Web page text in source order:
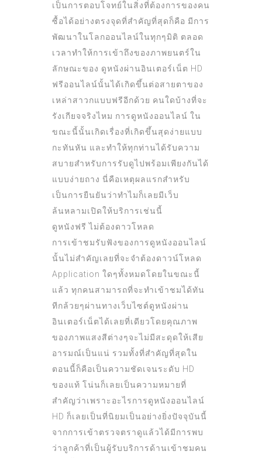
เป็นการตอบโจทย์ในสิ่งที่ต้องการของคน
ซื้อได้อย่างตรงจุดที่สำคัญที่สุดก็คือ มีการ
พัฒนาในโลกออนไลน์ในทุกๆมิติ ตลอด
เวลาทำให้การเข้าถึงของภาพยนตร์ใน
ลักษณะของ ดูหนังผ่านอินเตอร์เน็ต HD
ฟรีออนไลน์นั้นได้เกิดขึ้นต่อสายตาของ
เหล่าสาวกแบบฟรีอีกด้วย คนใดบ้างที่จะ
รังเกียจจริงไหม การดูหนังออนไลน์ ใน
ขณะนี้นั้นเกิดเรื่องที่เกิดขึ้นสุดง่ายแบบ
กะทันหัน และทำให้ทุกท่านได้รับความ
สบายสำหรับการรับดูไปพร้อมเพียงกันได้
แบบง่ายถาง นี่คือเหตุผลแรกสำหรับ
เป็นการยืนยันว่าทำไมก็เลยมีเว็บ
ล้นหลามเปิดให้บริการเช่นนี้
ดูหนังฟรี ไม่ต้องดาวโหลด
การเข้าชมรับฟังของการดูหนังออนไลน์
นั้นไม่สำคัญเลยที่จะจำต้องดาวน์โหลด
Application ใดๆทั้งหมดโดยในขณะนี้
แล้ว ทุกคนสามารถที่จะทำเข้าชมได้ทัน
ทีกล้วยๆผ่านทางเว็บไซต์ดูหนังผ่าน
อินเตอร์เน็ตได้เลยที่เดียวโดยคุณภาพ
ของภาพแสงสีต่างๆจะไม่มีสะดุดให้เสีย
อารมณ์เป็นแน่ รวมทั้งที่สำคัญที่สุดใน
ตอนนี้ก็คือเป็นความชัดเจนระดับ HD
ของแท้ โน่นก็เลยเป็นความหมายที่
สำคัญว่าเพราะอะไรการดูหนังออนไลน์
HD ก็เลยเป็นที่นิยมเป็นอย่างยิ่งปัจจุบันนี้
จากการเข้าตรวจตราดูแล้วได้มีการพบ
ว่าลูกค้าที่เป็นผู้รับบริการด้านเข้าชมคน